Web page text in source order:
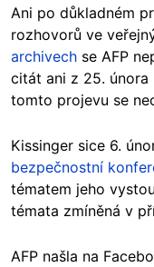
Ani po důkladném
rozhovorů ve
archivech se AFP
citát ani z 25. února
tomto projevu se
Kissinger sice 6.
bezpečnostní
tématem jeho
témata zmíněná v
AFP našla na